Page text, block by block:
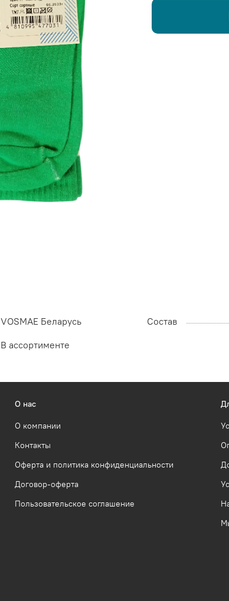
VOSMAE Беларусь Состав
В ассортименте
О нас
О компании
Контакты
Оферта и политика конфиденциальности
Договор-оферта
Пользовательское соглашение